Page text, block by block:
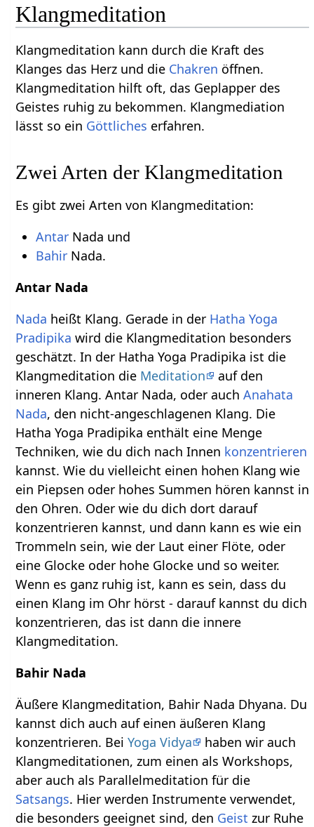
Klangmeditation
Klangmeditation kann durch die Kraft des
Klanges das Herz und die Chakren öffnen.
Klangmeditation hilft oft, das Geplapper des
Geistes ruhig zu bekommen. Klangmediation
lässt so ein Göttliches erfahren.
Zwei Arten der Klangmeditation
Es gibt zwei Arten von Klangmeditation:
AntarNada und
BahirNada.
Antar Nada
Nada heißt Klang. Gerade in der Hatha Yoga
Pradipika wird die Klangmeditation besonders
geschätzt. In der Hatha Yoga Pradipika ist die
Klangmeditation die Meditation
auf den
inneren Klang. Antar Nada, oder auchAnahata
Nada, den nicht-angeschlagenen Klang. Die
Hatha Yoga Pradipika enthält eine Menge
Techniken, wie du dich nach Innen konzentrieren
kannst. Wie du vielleicht einen hohen Klang wie
ein Piepsen oder hohes Summen hören kannst in
den Ohren. Oder wie du dich dort darauf
konzentrieren kannst, und dann kann es wie ein
Trommeln sein, wie der Laut einer Flöte, oder
eine Glocke oder hohe Glocke und so weiter.
Wenn es ganz ruhig ist, kann es sein, dass du
einen Klang im Ohr hörst - darauf kannst du dich
konzentrieren, das ist dann die innere
Klangmeditation.
Bahir Nada
Äußere Klangmeditation, Bahir Nada Dhyana. Du
kannst dich auch auf einen äußeren Klang
konzentrieren. BeiYoga Vidya
haben wir auch
Klangmeditationen, zum einen als Workshops,
aber auch als Parallelmeditation für die
Satsangs. Hier werden Instrumente verwendet,
die besonders geeignet sind, den Geist zur Ruhe